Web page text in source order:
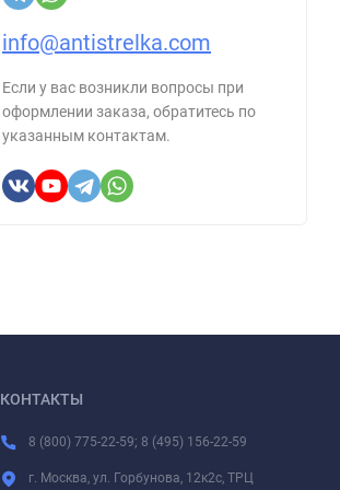
info@antistrelka.com
Если у вас возникли вопросы при
оформлении заказа, обратитесь по
указанным контактам.
КОНТАКТЫ
8 (800) 775-22-59; 8 (495) 156-22-59
г. Москва, ул. Горбунова, 12к2с, ТРЦ